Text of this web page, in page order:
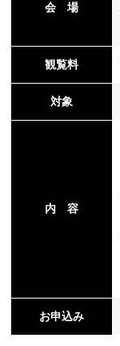
会 場
観覧料
対象
内 容
お申込み